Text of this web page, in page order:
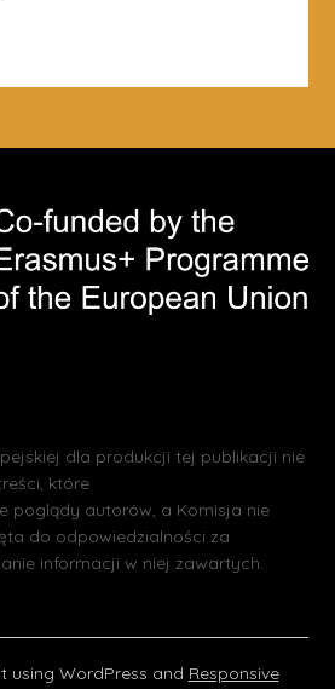
dla produkcji tej publikacji nie
które
poglądy autorów, a Komisja nie
do odpowiedzialności za
informacji w niej zawartych.
using WordPress and Responsive